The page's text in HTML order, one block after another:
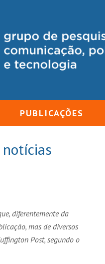
PUBLICAÇÕES
diferentemente da
mas de diversos
Post, segundo o